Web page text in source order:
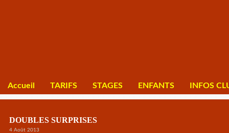
Accueil TARIFS STAGES ENFANTS INFOS
DOUBLES SURPRISES
4 Août 2013